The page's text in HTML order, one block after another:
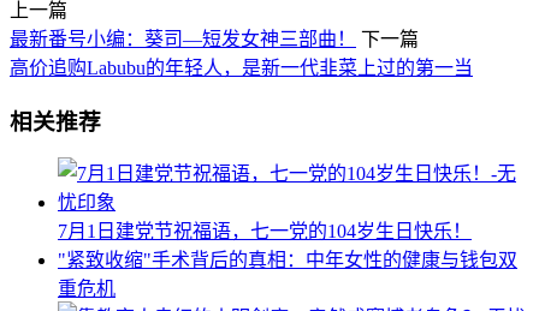
上一篇
最新番号小编：葵司—短发女神三部曲！
下一篇
高价追购Labubu的年轻人，是新一代韭菜上过的第一当
相关推荐
7月1日建党节祝福语，七一党的104岁生日快乐！
"紧致收缩"手术背后的真相：中年女性的健康与钱包双
重危机